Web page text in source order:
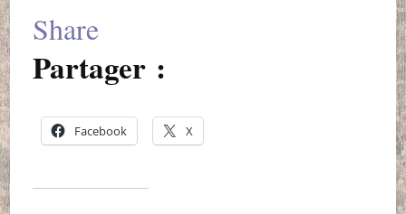
Share
Partager :
Facebook X